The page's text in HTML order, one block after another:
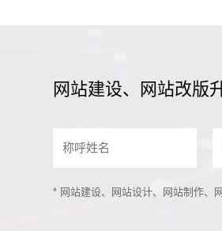
网站建设、网站改版
* 网站建设、网站设计、网站制作、